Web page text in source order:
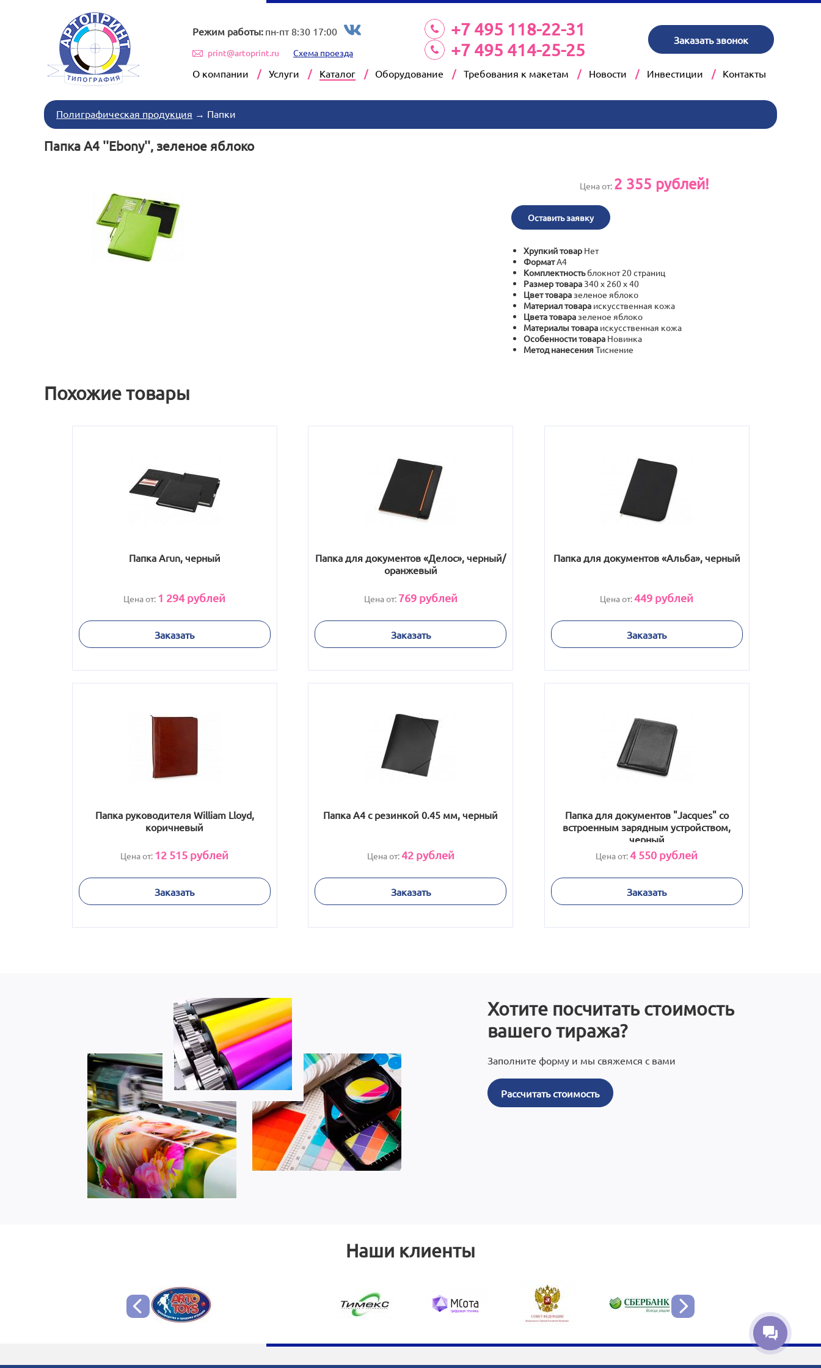
Режим работы: пн-пт 8:30 17:00
print@artoprint.ru Схема проезда
+7 495 118-22-31
+7 495 414-25-25
Заказать звонок
О компании Услуги Каталог Оборудование Требования к макетам Новости Инвестиции Контакты
Полиграфическая продукция → Папки
Папка А4 ''Ebony'', зеленое яблоко
Цена от: 2 355 рублей!
Оставить заявку
Хрупкий товар Нет
ФорматА4
Комплектность блокнот 20 страниц
Размер товара 340 х 260 х 40
Цвет товара зеленое яблоко
Материал товара искусственная кожа
Цвета товара зеленое яблоко
Материалы товара искусственная кожа
Особенности товара Новинка
Метод нанесения Тиснение
Похожие товары
Папка Arun, черный
Цена от: 1 294рублей
Заказать
Папка для документов «Делос», черный/
оранжевый
Цена от: 769рублей
Заказать
Папка для документов «Альба», черный
Цена от:449 рублей
Заказать
Папка руководителя William Lloyd,
коричневый
Цена от: 12 515 рублей
Заказать
Папка A4 с резинкой 0.45 мм, черный
Цена от:42 рублей
Заказать
Папка для документов "Jacques" cо
встроенным зарядным устройством,
черный
Цена от:4 550 рублей
Заказать
Хотите посчитать стоимость
вашего тиража?
Заполните форму и мы свяжемся с вами
Рассчитать стоимость
Наши клиенты